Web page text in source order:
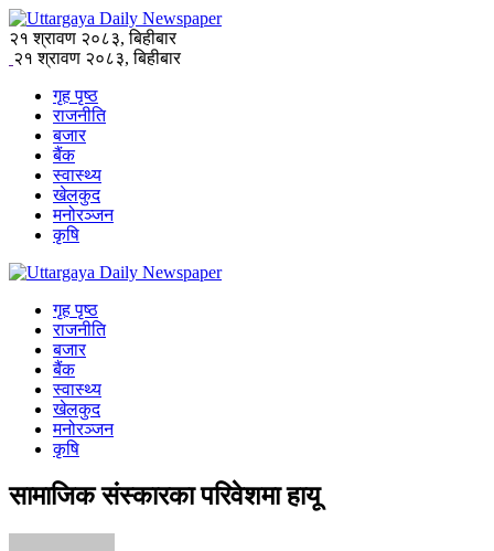
२१ श्रावण २०८३, बिहीबार
२१ श्रावण २०८३, बिहीबार
गृह पृष्ठ
राजनीति
बजार
बैंक
स्वास्थ्य
खेलकुद
मनोरञ्जन
कृषि
गृह पृष्ठ
राजनीति
बजार
बैंक
स्वास्थ्य
खेलकुद
मनोरञ्जन
कृषि
सामाजिक संस्कारका परिवेशमा हायू